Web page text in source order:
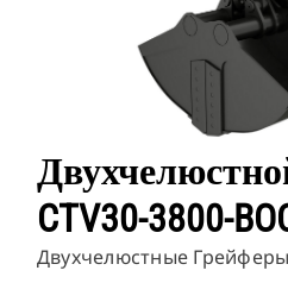
CTV30-3800-
Двухчелюстные Грейферы